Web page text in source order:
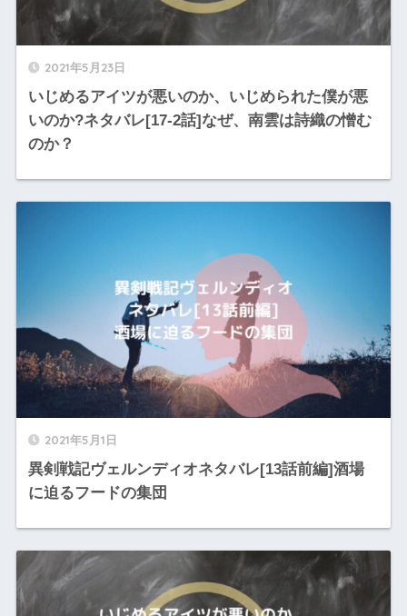
2021年5月23日
いじめるアイツが悪いのか、いじめられた僕が悪
いのか?ネタバレ[17-2話]なぜ、南雲は詩織の憎む
のか？
2021年5月1日
異剣戦記ヴェルンディオネタバレ[13話前編]酒場
に迫るフードの集団